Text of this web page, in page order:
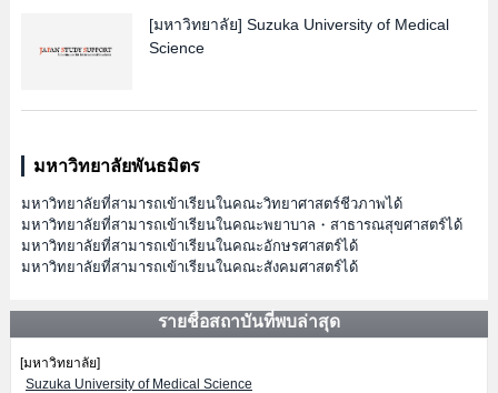
[มหาวิทยาลัย] Suzuka University of Medical
Science
มหาวิทยาลัยพันธมิตร
มหาวิทยาลัยที่สามารถเข้าเรียนในคณะวิทยาศาสตร์ชีวภาพได้
มหาวิทยาลัยที่สามารถเข้าเรียนในคณะพยาบาล・สาธารณสุขศาสตร์ได้
มหาวิทยาลัยที่สามารถเข้าเรียนในคณะอักษรศาสตร์ได้
มหาวิทยาลัยที่สามารถเข้าเรียนในคณะสังคมศาสตร์ได้
รายชื่อสถาบันที่พบล่าสุด
[มหาวิทยาลัย]
Suzuka University of Medical Science